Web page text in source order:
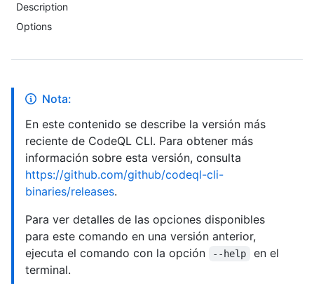
Description
Options
Nota:
En este contenido se describe la versión más
reciente de CodeQL CLI. Para obtener más
información sobre esta versión, consulta
https://github.com/github/codeql-cli-
binaries/releases.
Para ver detalles de las opciones disponibles
para este comando en una versión anterior,
ejecuta el comando con la opción
--help
en el
terminal.